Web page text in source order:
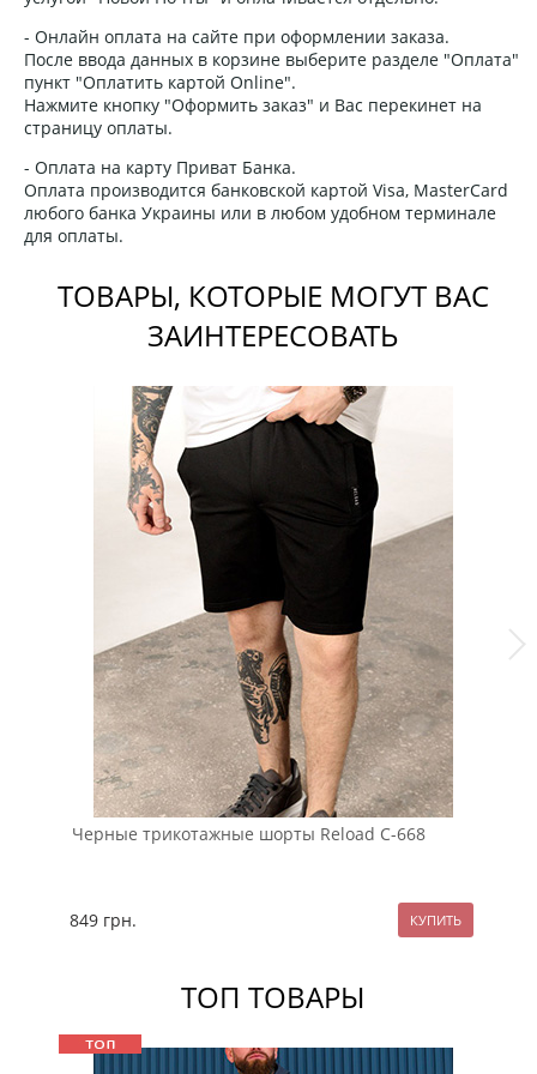
- Онлайн оплата на сайте при оформлении заказа.
После ввода данных в корзине выберите разделе "Оплата"
пункт "Оплатить картой Online".
Нажмите кнопку "Оформить заказ" и Вас перекинет на
страницу оплаты.
- Оплата на карту Приват Банка.
Оплата производится банковской картой Visa, MasterCard
любого банка Украины или в любом удобном терминале
для оплаты.
ТОВАРЫ, КОТОРЫЕ МОГУТ ВАС
ЗАИНТЕРЕСОВАТЬ
Черные трикотажные шорты Reload С-668
849 грн.
ТОП ТОВАРЫ